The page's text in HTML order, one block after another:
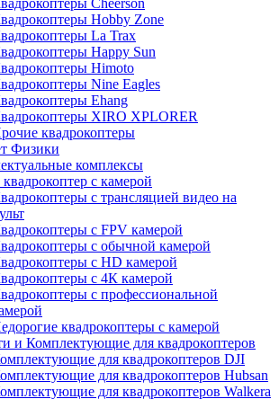
Hobby Zone
La Trax
Happy Sun
Himoto
Nine Eagles
Ehang
XIRO XPLORER
квадрокоптеры
Физики
комплексы
с камерой
с трансляцией видео на
с FPV камерой
с обычной камерой
с HD камерой
с 4К камерой
с профессиональной
квадрокоптеры с камерой
и Комплектующие для квадрокоптеров
для квадрокоптеров DJI
для квадрокоптеров Hubsan
для квадрокоптеров Walkera